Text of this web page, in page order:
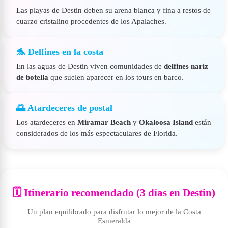
Las playas de Destin deben su arena blanca y fina a restos de
cuarzo cristalino procedentes de los Apalaches.
🐬 Delfines en la costa
En las aguas de Destin viven comunidades de delfines nariz
de botella que suelen aparecer en los tours en barco.
🌅 Atardeceres de postal
Los atardeceres en Miramar Beach y Okaloosa Island están
considerados de los más espectaculares de Florida.
🗓️ Itinerario recomendado (3 días en Destin)
Un plan equilibrado para disfrutar lo mejor de la Costa
Esmeralda